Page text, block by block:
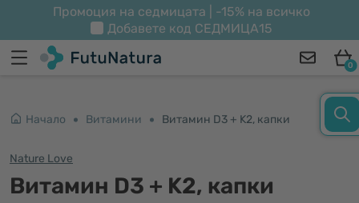
Промоция на седмицата | -15% на всичко
Добавете код СЕДМИЦА15
0
Начало Витамини Витамин D3 + K2, капки
Nature Love
Витамин D3 + K2, капки